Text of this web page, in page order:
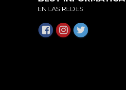
EN LAS REDES